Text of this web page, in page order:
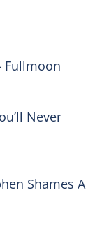
Fullmoon
Never
Shames A